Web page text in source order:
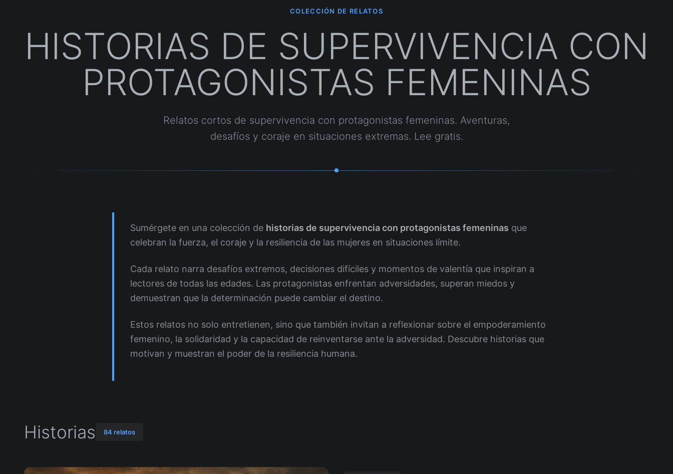
COLECCIÓN DE RELATOS
HISTORIAS DE SUPERVIVENCIA CON
PROTAGONISTAS FEMENINAS
Relatos cortos de supervivencia con protagonistas femeninas. Aventuras,
desafíos y coraje en situaciones extremas. Lee gratis.
Sumérgete en una colección de historias de supervivencia con protagonistas femeninas que
celebran la fuerza, el coraje y la resiliencia de las mujeres en situaciones límite.
Cada relato narra desafíos extremos, decisiones difíciles y momentos de valentía que inspiran a
lectores de todas las edades. Las protagonistas enfrentan adversidades, superan miedos y
demuestran que la determinación puede cambiar el destino.
Estos relatos no solo entretienen, sino que también invitan a reflexionar sobre el empoderamiento
femenino, la solidaridad y la capacidad de reinventarse ante la adversidad. Descubre historias que
motivan y muestran el poder de la resiliencia humana.
Historias 84 relatos